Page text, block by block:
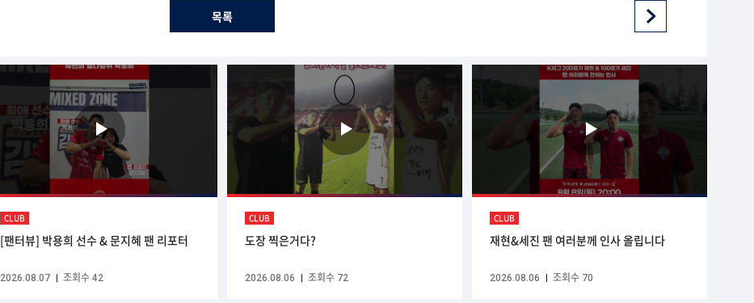
목록
CLUB
[팬터뷰] 박용희 선수 & 문지혜 팬 리포터
2026.08.07 조회수 42
CLUB
도장 찍은거다?
2026.08.06 조회수 72
CLUB
재현&세진 팬 여러분께 인사 올립니다
2026.08.06 조회수 70